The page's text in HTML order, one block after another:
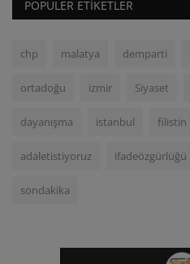
POPÜLER ETIKETLER
chp malatya demparti
ortadoğu izmir Siyaset
dayanışma istanbul filistin
adaletistiyoruz ifadeözgürlüğü
sondakika